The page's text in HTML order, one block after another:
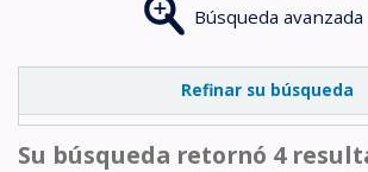
Búsqueda avanzada
Refinar su búsqueda
Su búsqueda retornó 4